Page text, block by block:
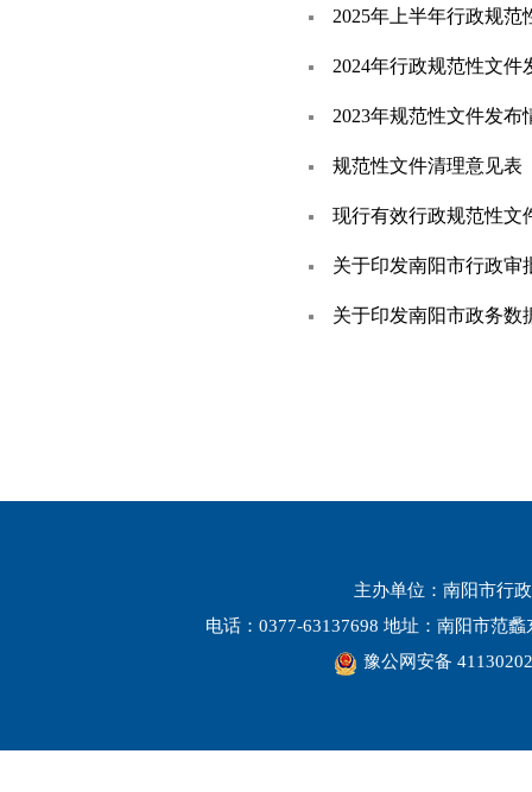
2025年上半年行政规
2024年行政规范性文件
2023年规范性文件发布
规范性文件清理意见表
现行有效行政规范性文
关于印发南阳市行政审
关于印发南阳市政务数
主办单位：南阳市行
电话：0377-63137698 地址：南阳市范
豫公网安备